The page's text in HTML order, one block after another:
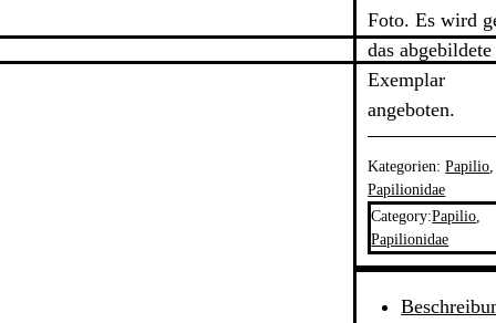
Foto. Es wird
das abgebildete
Exemplar
angeboten.
Kategorien:Papilio
Papilionidae
Category:Papilio
Papilionidae